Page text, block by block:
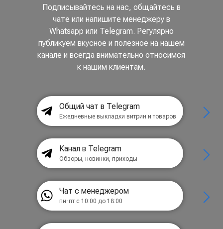
Подписывайтесь на нас, общайтесь в
чате или напишите менеджеру в
Whatsapp или Telegram. Регулярно
публикуем вкусное и полезное на нашем
канале и всегда внимательно относимся
к нашим клиентам.
Общий чат в Telegram
Ежедневные выкладки витрин и товаров
Канал в Telegram
Обзоры, новинки, приходы
Чат с менеджером
пн-пт с 10:00 до 18:00